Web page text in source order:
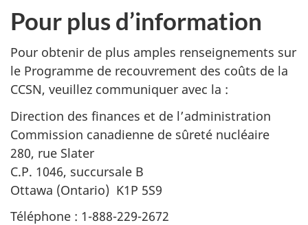
Pour plus d’information
Pour obtenir de plus amples renseignements sur
le Programme de recouvrement des coûts de la
CCSN, veuillez communiquer avec la :
Direction des finances et de l’administration
Commission canadienne de sûreté nucléaire
280, rue Slater
C.P. 1046, succursale B
Ottawa (Ontario) K1P 5S9
Téléphone : 1-888-229-2672